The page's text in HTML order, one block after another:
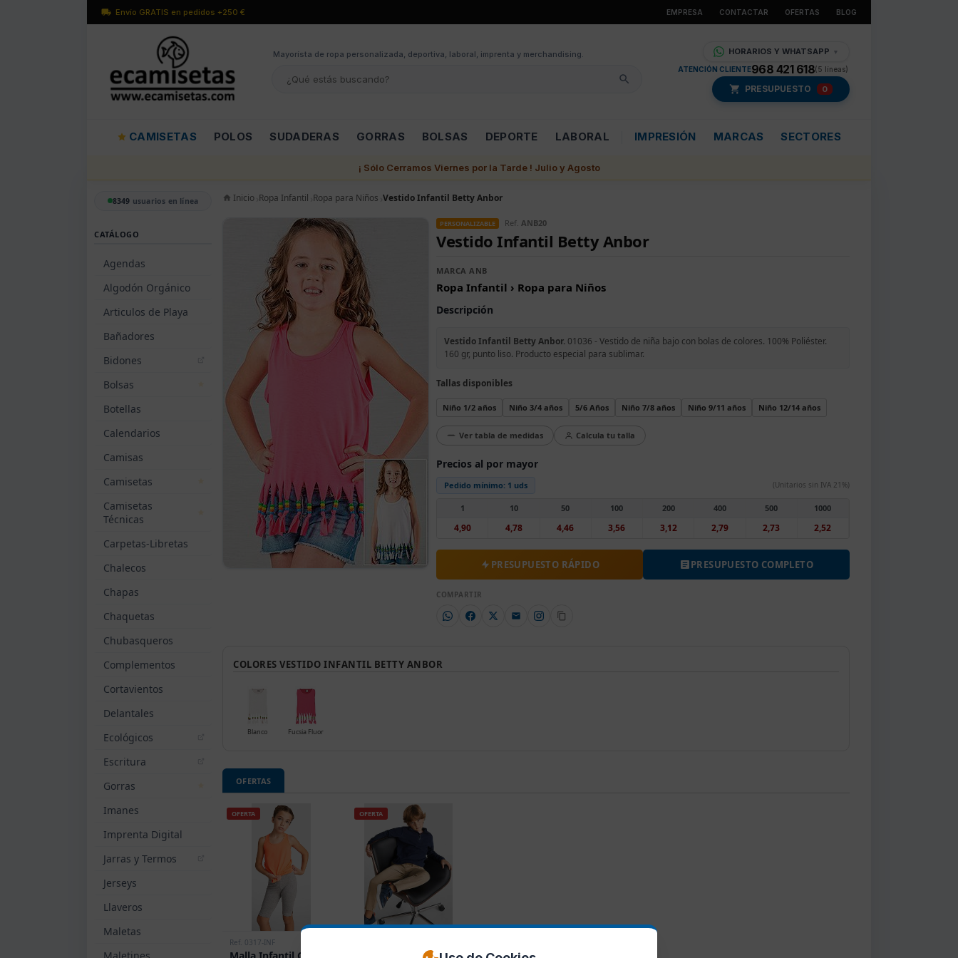
Envío GRATIS en pedidos +250 € EMPRESA CONTACTAR OFERTAS BLOG
Mayorísta de ropa personalizada, deportiva, laboral, imprenta y merchandising. HORARIOS Y WHATSAPP ▼
ATENCIÓN CLIENTE968 421 618(5 líneas)
PRESUPUESTO 0
CAMISETAS POLOS SUDADERAS GORRAS BOLSAS DEPORTE LABORAL IMPRESIÓN MARCAS SECTORES
¡ Sólo Cerramos Viernes por la Tarde ! Julio y Agosto
8349 usuarios en línea
CATÁLOGO
Agendas
Algodón Orgánico
Articulos de Playa
Bañadores
Bidones
Bolsas
Botellas
Calendarios
Camisas
Camisetas
Camisetas
Técnicas
Carpetas-Libretas
Chalecos
Chapas
Chaquetas
Chubasqueros
Complementos
Cortavientos
Delantales
Ecológicos
Escritura
Gorras
Imanes
Imprenta Digital
Jarras y Termos
Jerseys
Llaveros
Maletas
Maletines
Inicio Ropa Infantil Ropa para Niños Vestido Infantil Betty Anbor
PERSONALIZABLE Ref. ANB20
Vestido Infantil Betty Anbor
MARCA ANB
Ropa Infantil › Ropa para Niños
Descripción
Vestido Infantil Betty Anbor. 01036 - Vestido de niña bajo con bolas de colores. 100% Poliéster.
160 gr, punto liso. Producto especial para sublimar.
Tallas disponibles
Niño 1/2 años Niño 3/4 años 5/6 Años Niño 7/8 años Niño 9/11 años Niño 12/14 años
Ver tabla de medidas Calcula tu talla
Precios al por mayor
Pedido mínimo: 1 uds (Unitarios sin IVA 21%)
1
4,90
10
4,78
50
4,46
100
3,56
200
3,12
400
2,79
500
2,73
1000
2,52
PRESUPUESTO RÁPIDO PRESUPUESTO COMPLETO
COMPARTIR
COLORES VESTIDO INFANTIL BETTY ANBOR
Blanco Fucsia Fluor
OFERTAS
OFERTA
Ref. 0317-INF
Malla Infantil Carla
OFERTA
Forro Polar Infantil